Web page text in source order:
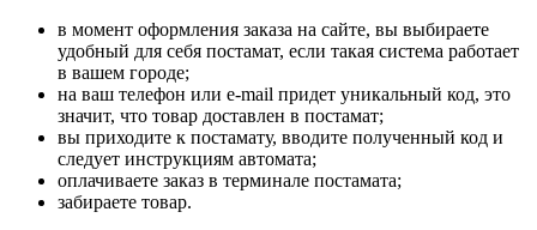
в момент оформления заказа на сайте, вы выбираете
удобный для себя постамат, если такая система работает
в вашем городе;
на ваш телефон или e-mail придет уникальный код, это
значит, что товар доставлен в постамат;
вы приходите к постамату, вводите полученный код и
следует инструкциям автомата;
оплачиваете заказ в терминале постамата;
забираете товар.